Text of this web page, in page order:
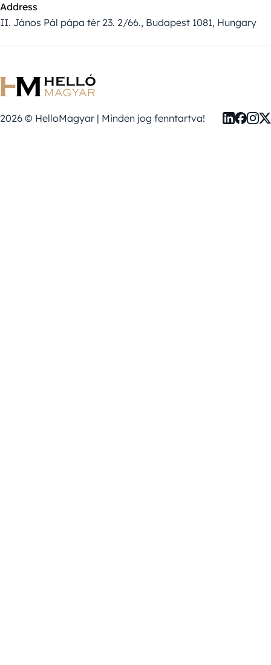
Address
II. János Pál pápa tér 23. 2/66., Budapest 1081, Hungary
2026 © HelloMagyar | Minden jog fenntartva!